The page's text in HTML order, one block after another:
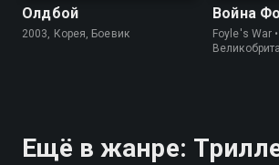
Олдбой
2003, Корея, Боевик
Война
Foyle's War
Ещё в жанре: